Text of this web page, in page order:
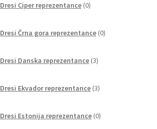
Dresi Ciper reprezentance 0izdelkov
Dresi Črna gora reprezentance 0izdelkov
Dresi Danska reprezentance 3izdelki
Dresi Ekvador reprezentance 3izdelki
Dresi Estonija reprezentance 0izdelkov